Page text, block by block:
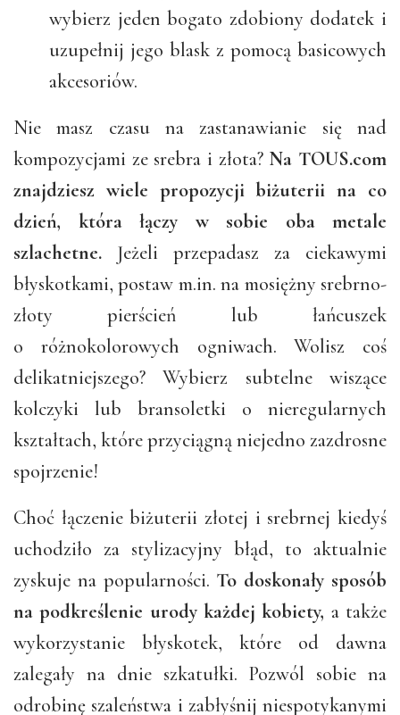
wybierz jeden bogato zdobiony dodatek i
uzupełnij jego blask z pomocą basicowych
akcesoriów.
Nie masz czasu na zastanawianie się nad
kompozycjami ze srebra i złota? Na TOUS.com
znajdziesz wiele propozycji biżuterii na co
dzień, która łączy w sobie oba metale
szlachetne. Jeżeli przepadasz za ciekawymi
błyskotkami, postaw m.in. na mosiężny srebrno-
złoty pierścień lub łańcuszek
o różnokolorowych ogniwach. Wolisz coś
delikatniejszego? Wybierz subtelne wiszące
kolczyki lub bransoletki o nieregularnych
kształtach, które przyciągną niejedno zazdrosne
spojrzenie!
Choć łączenie biżuterii złotej i srebrnej kiedyś
uchodziło za stylizacyjny błąd, to aktualnie
zyskuje na popularności. To doskonały sposób
na podkreślenie urody każdej kobiety, a także
wykorzystanie błyskotek, które od dawna
zalegały na dnie szkatułki. Pozwól sobie na
odrobinę szaleństwa i zabłyśnij niespotykanymi